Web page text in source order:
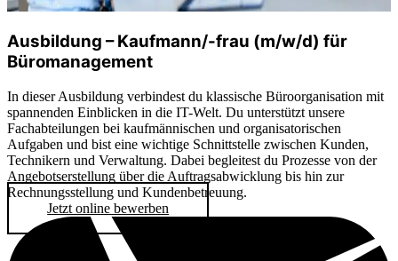
Ausbildung – Kaufmann/-frau (m/w/d) für
Büromanagement
In dieser Ausbildung verbindest du klassische Büroorganisation mit
spannenden Einblicken in die IT-Welt. Du unterstützt unsere
Fachabteilungen bei kaufmännischen und organisatorischen
Aufgaben und bist eine wichtige Schnittstelle zwischen Kunden,
Technikern und Verwaltung. Dabei begleitest du Prozesse von der
Angebotserstellung über die Auftragsabwicklung bis hin zur
Rechnungsstellung und Kundenbetreuung.
Jetzt online bewerben